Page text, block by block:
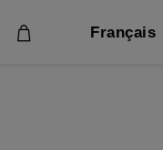
Français